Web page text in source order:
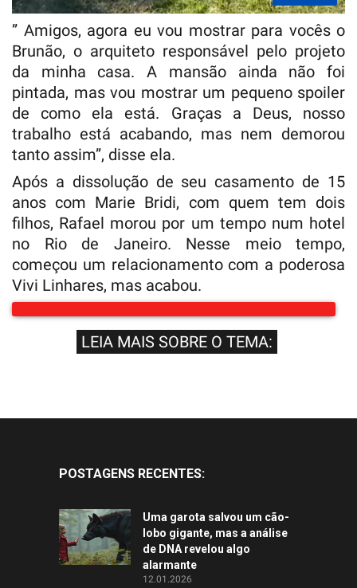
” Amigos, agora eu vou mostrar para vocês o
Brunão, o arquiteto responsável pelo projeto
da minha casa. A mansão ainda não foi
pintada, mas vou mostrar um pequeno spoiler
de como ela está. Graças a Deus, nosso
trabalho está acabando, mas nem demorou
tanto assim”, disse ela.
Após a dissolução de seu casamento de 15
anos com Marie Bridi, com quem tem dois
filhos, Rafael morou por um tempo num hotel
no Rio de Janeiro. Nesse meio tempo,
começou um relacionamento com a poderosa
Vivi Linhares, mas acabou.
LEIA MAIS SOBRE O TEMA:
POSTAGENS RECENTES:
Uma garota salvou um cão-
lobo gigante, mas a análise
de DNA revelou algo
alarmante
12.01.2026